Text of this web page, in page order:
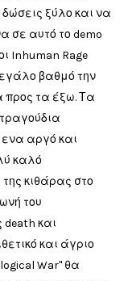
ξύλο και να
σε αυτό το demo
Inhuman Rage
βαθμό την
προς τα έξω. Τα
ενα αργό και
καλό
κιθάρας στο
του
death και
και άγριο
War" θα